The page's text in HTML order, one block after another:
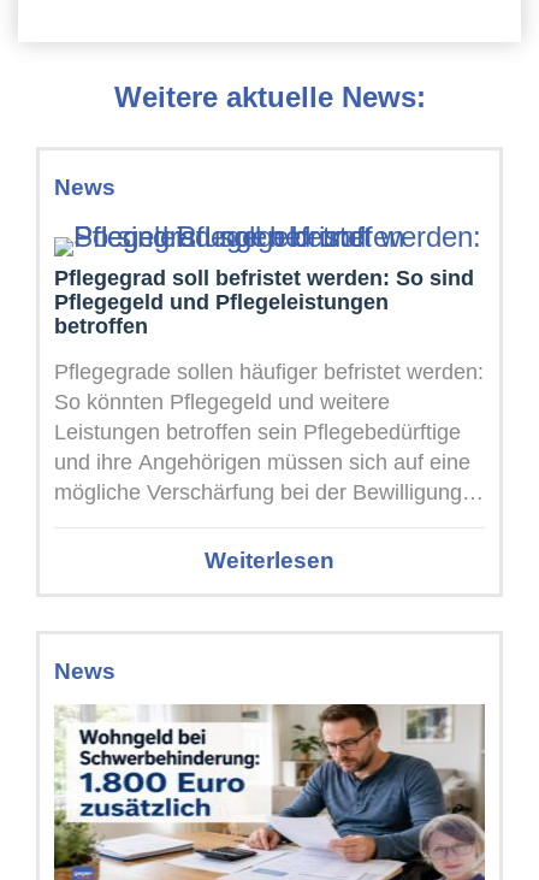
Weitere aktuelle News:
News
Pflegegrad soll befristet werden: So sind
Pflegegeld und Pflegeleistungen
betroffen
Pflegegrade sollen häufiger befristet werden:
So könnten Pflegegeld und weitere
Leistungen betroffen sein Pflegebedürftige
und ihre Angehörigen müssen sich auf eine
mögliche Verschärfung bei der Bewilligung
von Pflegegraden einstellen. Der
Referentenentwurf ...Weiterlesen
News